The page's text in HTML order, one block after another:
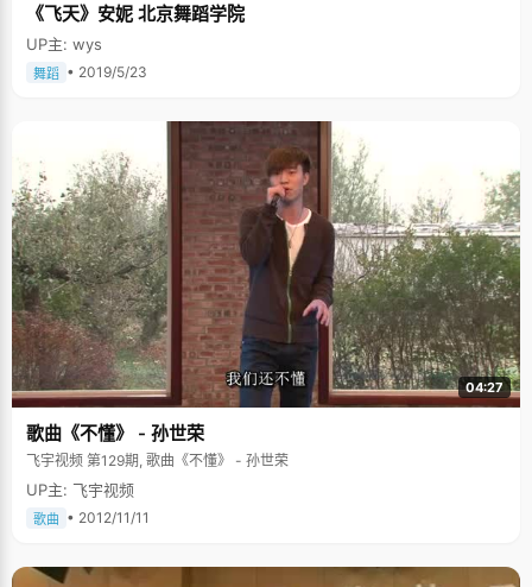
《飞天》安妮 北京舞蹈学院
UP主: wys
舞蹈 • 2019/5/23
04:27
歌曲《不懂》 - 孙世荣
飞宇视频 第129期, 歌曲《不懂》 - 孙世荣
UP主: 飞宇视频
歌曲 • 2012/11/11